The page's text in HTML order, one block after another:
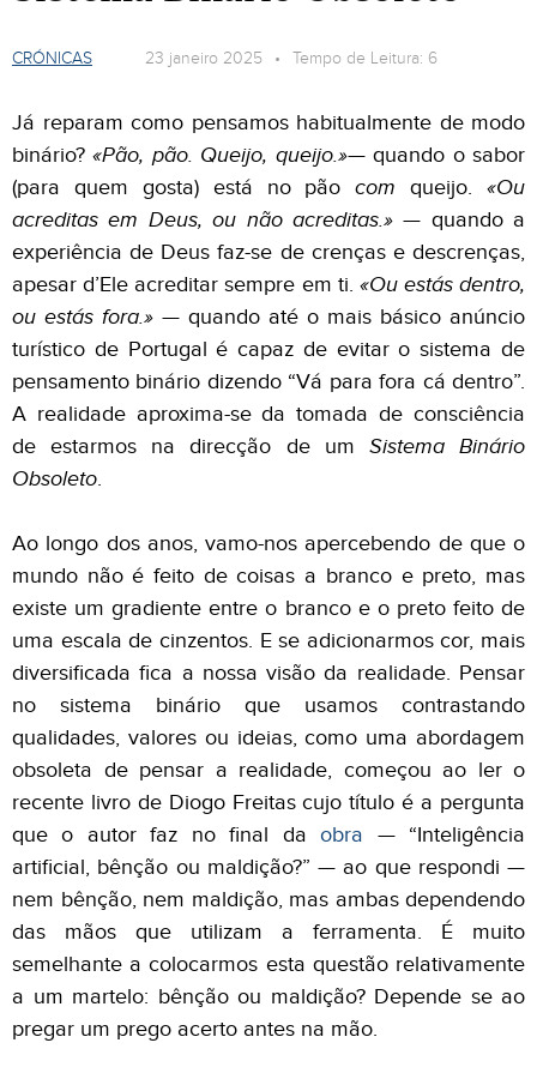
CRÓNICAS 23 janeiro 2025 • Tempo de Leitura: 6
Já reparam como pensamos habitualmente de modo
binário?«Pão, pão. Queijo, queijo.»— quando o sabor
(para quem gosta) está no pãocom queijo. «Ou
acreditas em Deus, ou não acreditas.»— quando a
experiência de Deus faz-se de crenças e descrenças,
apesar d’Ele acreditar sempre em ti. «Ou estás dentro,
ou estás fora.» — quando até o mais básico anúncio
turístico de Portugal é capaz de evitar o sistema de
pensamento binário dizendo “Vá para fora cá dentro”.
A realidade aproxima-se da tomada de consciência
de estarmos na direcção de um Sistema Binário
Obsoleto.
Ao longo dos anos, vamo-nos apercebendo de que o
mundo não é feito de coisas a branco e preto, mas
existe um gradiente entre o branco e o preto feito de
uma escala de cinzentos. E se adicionarmos cor, mais
diversificada fica a nossa visão da realidade. Pensar
no sistema binário que usamos contrastando
qualidades, valores ou ideias, como uma abordagem
obsoleta de pensar a realidade, começou ao ler o
recente livro de Diogo Freitas cujo título é a pergunta
que o autor faz no final daobra — “Inteligência
artificial, bênção ou maldição?” — ao que respondi —
nem bênção, nem maldição, mas ambas dependendo
das mãos que utilizam a ferramenta. É muito
semelhante a colocarmos esta questão relativamente
a um martelo: bênção ou maldição? Depende se ao
pregar um prego acerto antes na mão.